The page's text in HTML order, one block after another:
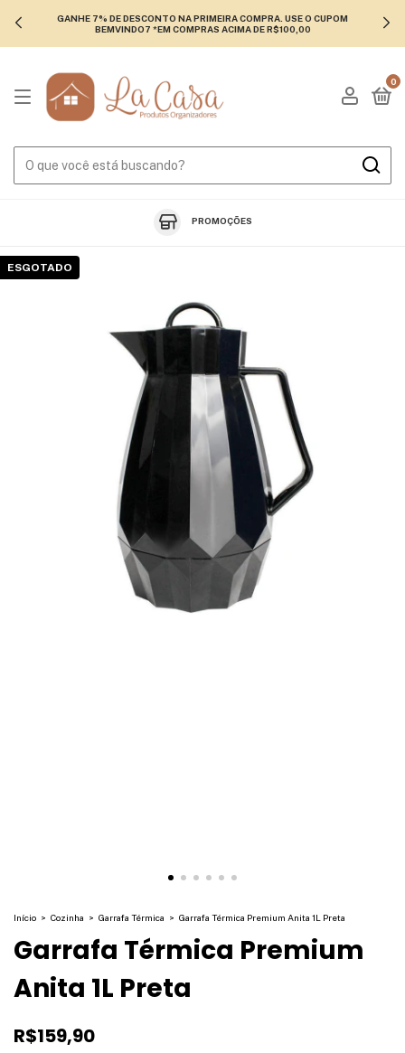
GANHE 7% DE DESCONTO NA PRIMEIRA COMPRA. USE O CUPOM
BEMVINDO7 *EM COMPRAS ACIMA DE R$100,00
0
PROMOÇÕES
ESGOTADO
Início > Cozinha > Garrafa Térmica > Garrafa Térmica Premium Anita 1L Preta
Garrafa Térmica Premium
Anita 1L Preta
R$159,90